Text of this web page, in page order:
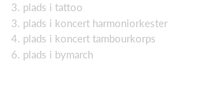
3. plads i tattoo
3. plads i koncert harmoniorkester
4. plads i koncert tambourkorps
6. plads i bymarch